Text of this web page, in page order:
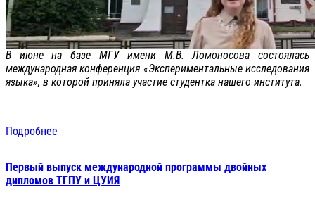
В июне на базе МГУ имени М.В. Ломоносова состоялась
международная конференция «Экспериментальные исследования
языка», в которой приняла участие студентка нашего института.
Подробнее
Первый выпуск международной программы двойных
дипломов ТГПУ и ЦУИЯ